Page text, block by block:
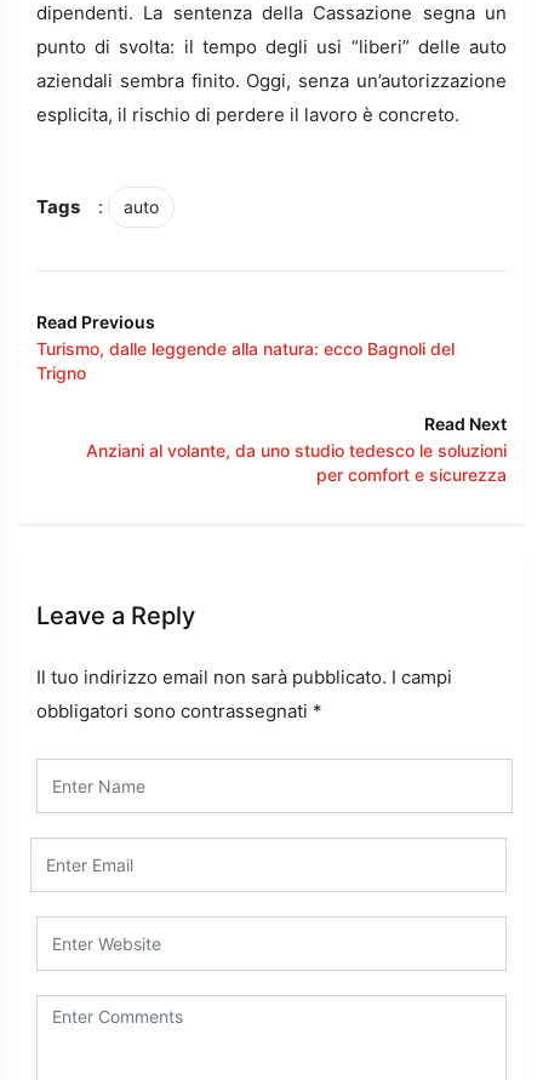
dipendenti. La sentenza della Cassazione segna un
punto di svolta: il tempo degli usi “liberi” delle auto
aziendali sembra finito. Oggi, senza un’autorizzazione
esplicita, il rischio di perdere il lavoro è concreto.
Tags : auto
Read Previous
Turismo, dalle leggende alla natura: ecco Bagnoli del
Trigno
Read Next
Anziani al volante, da uno studio tedesco le soluzioni
per comfort e sicurezza
Leave a Reply
Il tuo indirizzo email non sarà pubblicato. I campi
obbligatori sono contrassegnati *